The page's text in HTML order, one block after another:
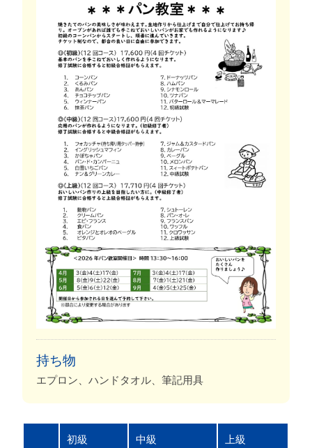
持ち物
エプロン、ハンドタオル、筆記用具
初級 中級 上級